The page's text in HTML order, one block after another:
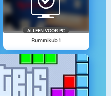
ALLEEN VOOR PC
Rummikub 1